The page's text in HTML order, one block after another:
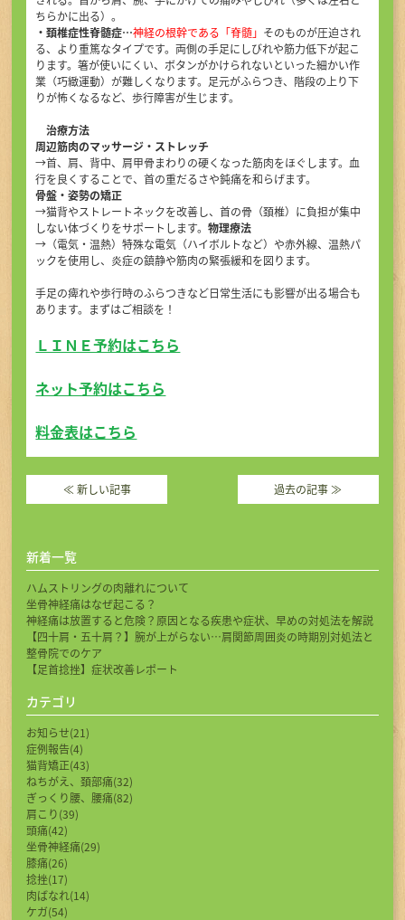
ちらかに出る）。
・頚椎症性脊髄症…神経の根幹である「脊髄」 そのものが圧迫され
る、より重篤なタイプです。両側の手足にしびれや筋力低下が起こ
ります。箸が使いにくい、ボタンがかけられないといった細かい作
業（巧緻運動）が難しくなります。足元がふらつき、階段の上り下
りが怖くなるなど、歩行障害が生じます。
治療方法
周辺筋肉のマッサージ・ストレッチ
→首、肩、背中、肩甲骨まわりの硬くなった筋肉をほぐします。血
行を良くすることで、首の重だるさや鈍痛を和らげます。
骨盤・姿勢の矯正
→猫背やストレートネックを改善し、首の骨（頚椎）に負担が集中
しない体づくりをサポートします。物理療法
→（電気・温熱）特殊な電気（ハイボルトなど）や赤外線、温熱パ
ックを使用し、炎症の鎮静や筋肉の緊張緩和を図ります。
手足の痺れや歩行時のふらつきなど日常生活にも影響が出る場合も
あります。まずはご相談を！
ＬＩＮＥ予約はこちら
ネット予約はこちら
料金表はこちら
≪新しい記事 過去の記事≫
新着一覧
ハムストリングの肉離れについて
坐骨神経痛はなぜ起こる？
神経痛は放置すると危険？原因となる疾患や症状、早めの対処法を解説
【四十肩・五十肩？】腕が上がらない…肩関節周囲炎の時期別対処法と
整骨院でのケア
【足首捻挫】症状改善レポート
カテゴリ
お知らせ(21)
症例報告(4)
猫背矯正(43)
ねちがえ、頚部痛(32)
ぎっくり腰、腰痛(82)
肩こり(39)
頭痛(42)
坐骨神経痛(29)
膝痛(26)
捻挫(17)
肉ばなれ(14)
ケガ(54)
TEL